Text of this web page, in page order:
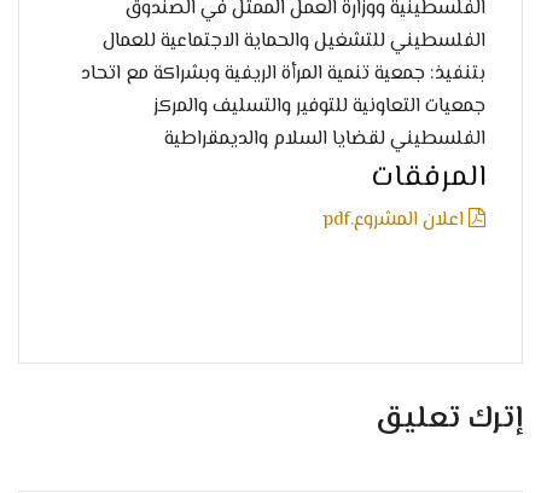
الفلسطينية ووزارة العمل الممثل في الصندوق
الفلسطيني للتشغيل والحماية الاجتماعية للعمال
بتنفيذ: جمعية تنمية المرأة الريفية وبشراكة مع اتحاد
جمعيات التعاونية للتوفير والتسليف والمركز
الفلسطيني لقضايا السلام والديمقراطية
المرفقات
اعلان المشروع.pdf
إترك تعليق